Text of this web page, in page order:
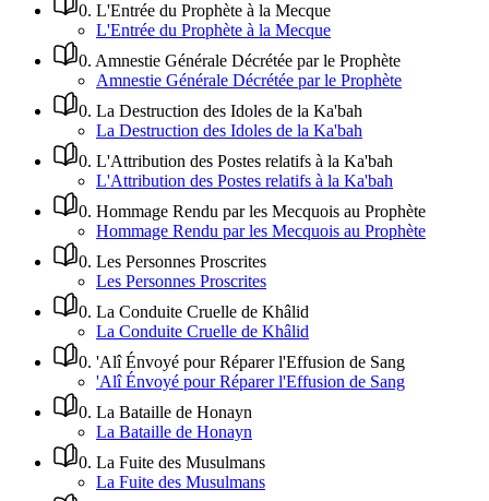
0. L'Entrée du Prophète à la Mecque
L'Entrée du Prophète à la Mecque
0. Amnestie Générale Décrétée par le Prophète
Amnestie Générale Décrétée par le Prophète
0. La Destruction des Idoles de la Ka'bah
La Destruction des Idoles de la Ka'bah
0. L'Attribution des Postes relatifs à la Ka'bah
L'Attribution des Postes relatifs à la Ka'bah
0. Hommage Rendu par les Mecquois au Prophète
Hommage Rendu par les Mecquois au Prophète
0. Les Personnes Proscrites
Les Personnes Proscrites
0. La Conduite Cruelle de Khâlid
La Conduite Cruelle de Khâlid
0. 'Alî Énvoyé pour Réparer l'Effusion de Sang
'Alî Énvoyé pour Réparer l'Effusion de Sang
0. La Bataille de Honayn
La Bataille de Honayn
0. La Fuite des Musulmans
La Fuite des Musulmans